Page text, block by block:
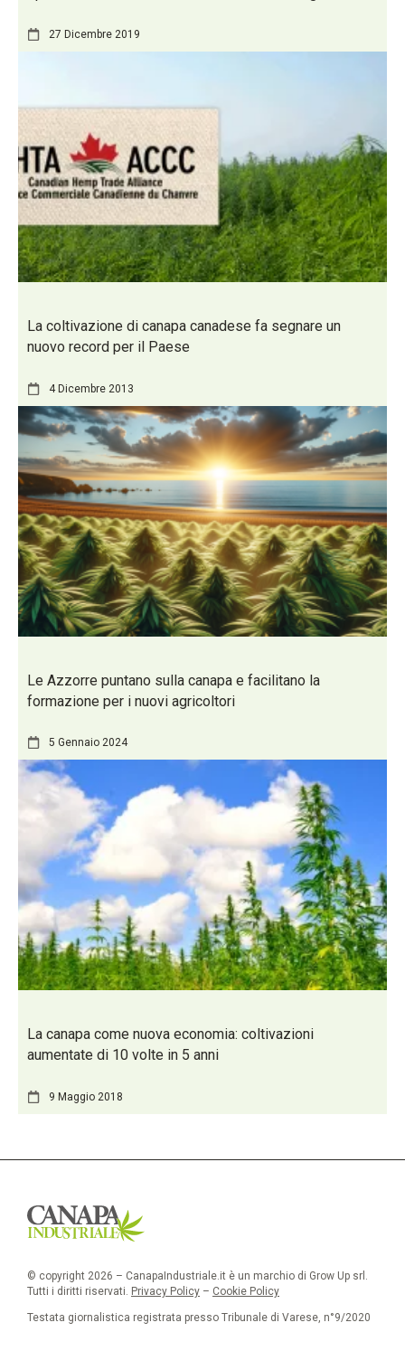
27 Dicembre 2019
La coltivazione di canapa canadese fa segnare un
nuovo record per il Paese
4 Dicembre 2013
Le Azzorre puntano sulla canapa e facilitano la
formazione per i nuovi agricoltori
5 Gennaio 2024
La canapa come nuova economia: coltivazioni
aumentate di 10 volte in 5 anni
9 Maggio 2018
© copyright 2026 – CanapaIndustriale.it è un marchio di Grow Up srl.
Tutti i diritti riservati. Privacy Policy – Cookie Policy
Testata giornalistica registrata presso Tribunale di Varese, n°9/2020